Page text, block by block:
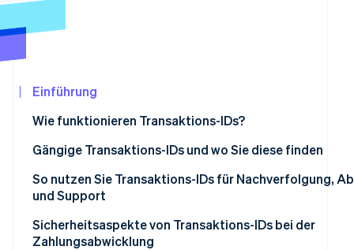
Betrugsprävention
Atlas
Online-Identitätsprüfung
Erfahren Sie, wie Stripe Lösungen für die
Jetzt ansehen
Einführung
Wie funktionieren Transaktions-IDs?
Gängige Transaktions-IDs und wo Sie diese finden
So nutzen Sie Transaktions-IDs für Nachverfolgung,
und Support
Nachverfolgung
Sicherheitsaspekte von Transaktions-IDs bei der
Zahlungsabwicklung